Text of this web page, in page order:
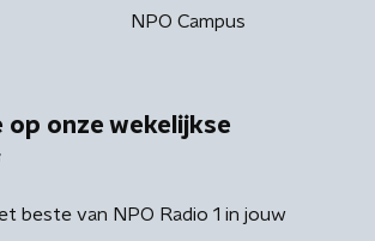
NPO Campus
op onze wekelijkse
beste van NPO Radio 1 in jouw